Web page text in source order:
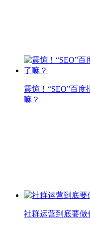
震惊！“SEO”百
嘛？
社群运营到底要做